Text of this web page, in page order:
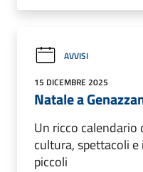
AVVISI
15 DICEMBRE 2025
Natale a
Un ricco
cultura, spettacoli
piccoli